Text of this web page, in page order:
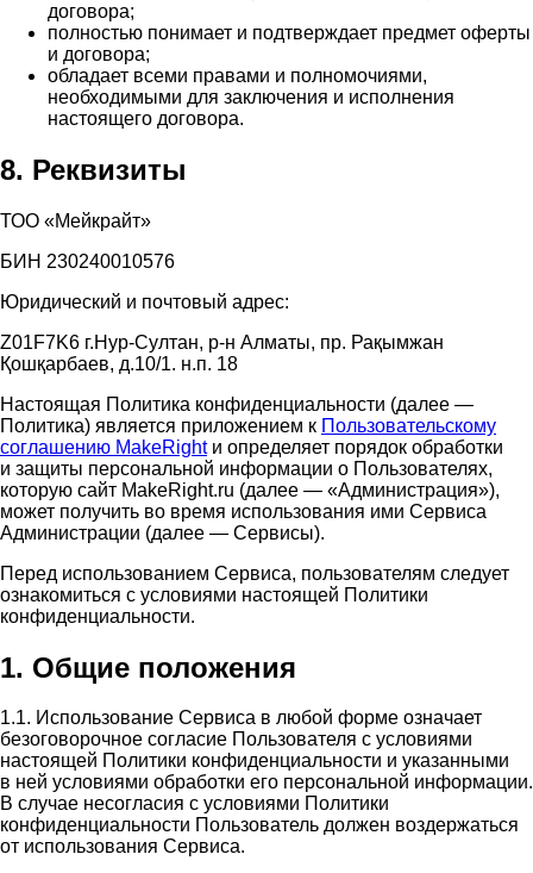
договора;
полностью понимает и подтверждает предмет оферты
и договора;
обладает всеми правами и полномочиями,
необходимыми для заключения и исполнения
настоящего договора.
8. Реквизиты
ТОО «Мейкрайт»
БИН 230240010576
Юридический и почтовый адрес:
Z01F7K6 г.Нур-Султан, р-н Алматы, пр. Рақымжан
Қошқарбаев, д.10/1. н.п. 18
Настоящая Политика конфиденциальности (далее —
Политика) является приложением к Пользовательскому
соглашению MakeRightи определяет порядок обработки
и защиты персональной информации о Пользователях,
которую сайт MakeRight.ru (далее — «Администрация»),
может получить во время использования ими Cервиса
Администрации (далее — Сервисы).
Перед использованием Сервиса, пользователям следует
ознакомиться с условиями настоящей Политики
конфиденциальности.
1. Общие положения
1.1. Использование Сервиса в любой форме означает
безоговорочное согласие Пользователя с условиями
настоящей Политики конфиденциальности и указанными
в ней условиями обработки его персональной информации.
В случае несогласия с условиями Политики
конфиденциальности Пользователь должен воздержаться
от использования Сервиса.